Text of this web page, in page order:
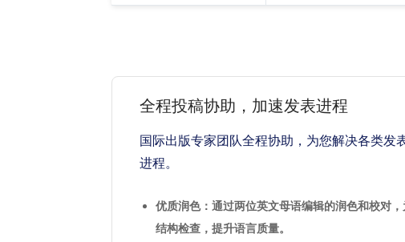
全程投稿协助，加速发表进程
国际出版专家团队全程协助，为您解决各类发
进程。
优质润色：通过两位英文母语编辑的润色和校对
结构检查，提升语言质量。